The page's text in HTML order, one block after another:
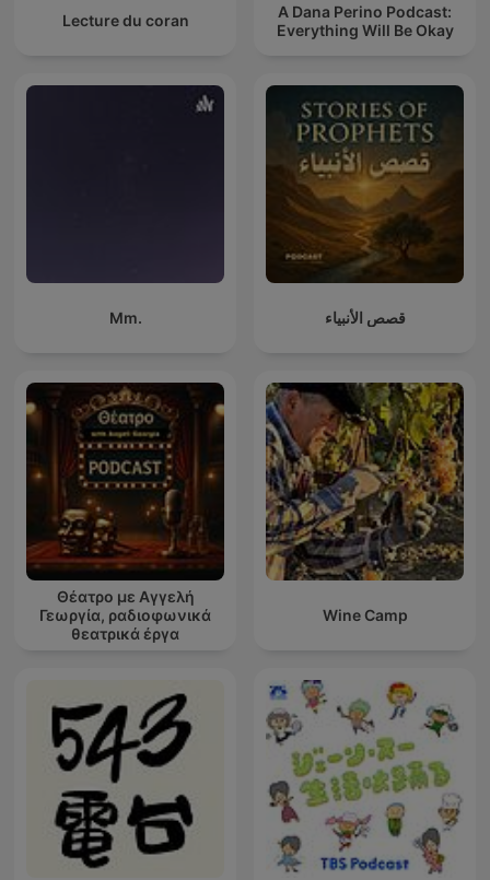
Lecture du coran
A Dana Perino Podcast:
Everything Will Be Okay
Mm. قصص الأنبياء
Θέατρο με Αγγελή
Γεωργία, ραδιοφωνικά
θεατρικά έργα
Wine Camp